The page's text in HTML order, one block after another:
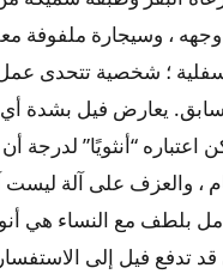
، وسيجارة ملفوفة
؛ شخصية تتحدى
يعارض فيل بشدة
اعتباره “أنثويًا” لدرجة
، والعزف على آلة ليست
بلطف مع النساء هي
تدفع فيل إلى الاستفسار